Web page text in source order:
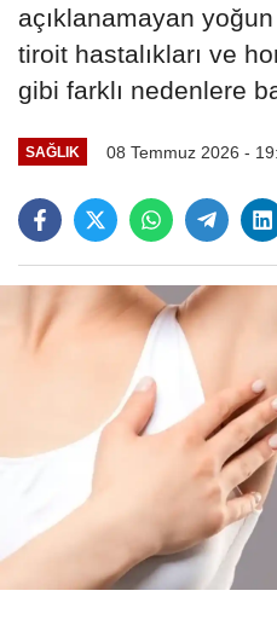
açıklanamayan
tiroit hastalıkları ve
gibi farklı nedenlere
SAĞLIK 08 Temmuz 2026 -